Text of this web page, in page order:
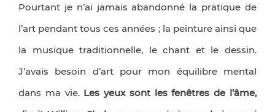
Pourtant je n’ai jamais abandonné la pratique de
l’art pendant tous ces années ; la peinture ainsi que
la musique traditionnelle, le chant et le dessin.
J’avais besoin d’art pour mon équilibre mental
dans ma vie.Les yeux sont les fenêtres de l’âme,